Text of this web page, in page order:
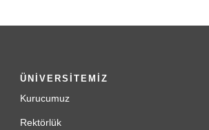
ÜNİVERSİTEMİZ
Kurucumuz
Rektörlük